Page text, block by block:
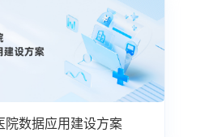
院数据应用建设方案